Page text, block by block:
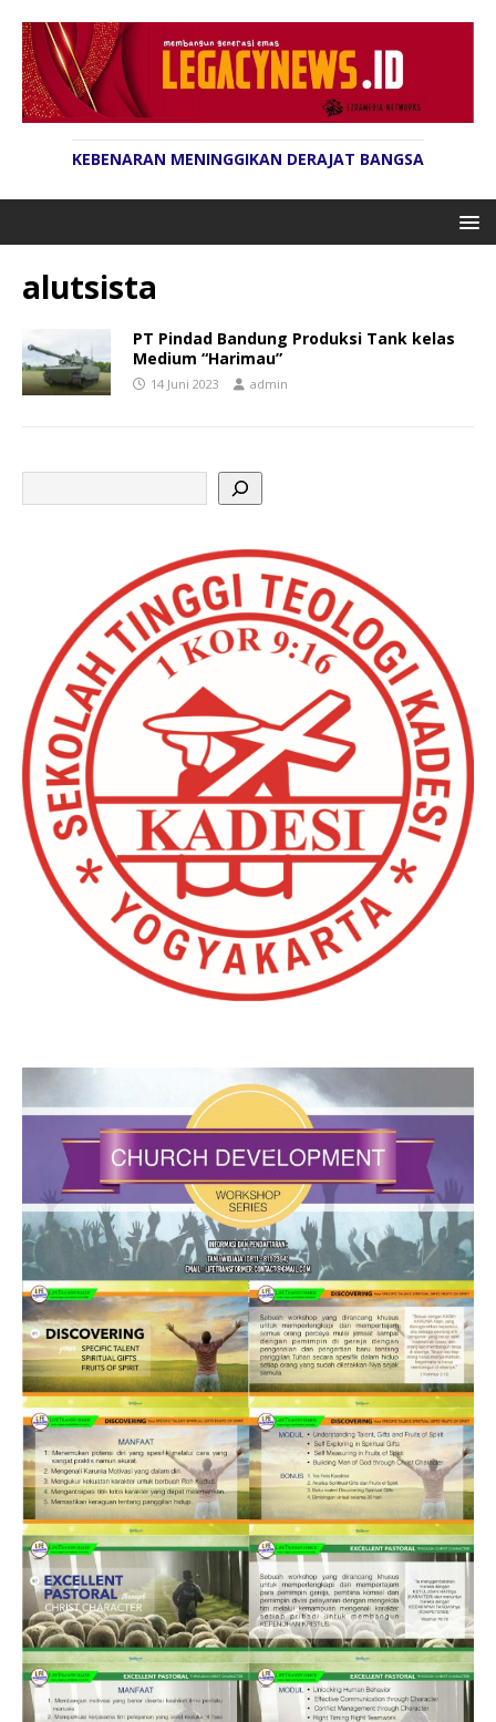
KEBENARAN MENINGGIKAN DERAJAT BANGSA
alutsista
PT Pindad Bandung Produksi Tank kelas
Medium “Harimau”
14 Juni 2023 admin